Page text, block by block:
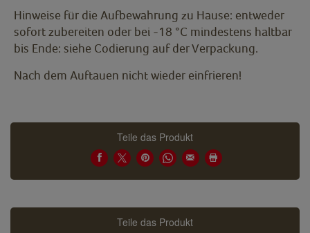
Hinweise für die Aufbewahrung zu Hause: entweder
sofort zubereiten oder bei -18 °C mindestens haltbar
bis Ende: siehe Codierung auf der Verpackung.
Nach dem Auftauen nicht wieder einfrieren!
Teile das Produkt
Teile das Produkt